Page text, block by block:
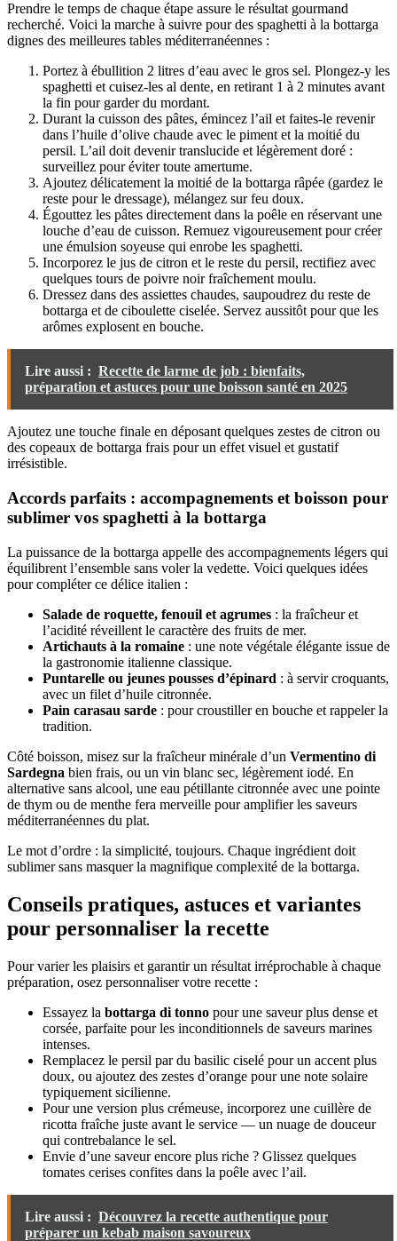
Prendre le temps de chaque étape assure le résultat gourmand
recherché. Voici la marche à suivre pour des spaghetti à la bottarga
dignes des meilleures tables méditerranéennes :
Portez à ébullition 2 litres d’eau avec le gros sel. Plongez-y les
spaghetti et cuisez-les al dente, en retirant 1 à 2 minutes avant
la fin pour garder du mordant.
Durant la cuisson des pâtes, émincez l’ail et faites-le revenir
dans l’huile d’olive chaude avec le piment et la moitié du
persil. L’ail doit devenir translucide et légèrement doré :
surveillez pour éviter toute amertume.
Ajoutez délicatement la moitié de la bottarga râpée (gardez le
reste pour le dressage), mélangez sur feu doux.
Égouttez les pâtes directement dans la poêle en réservant une
louche d’eau de cuisson. Remuez vigoureusement pour créer
une émulsion soyeuse qui enrobe les spaghetti.
Incorporez le jus de citron et le reste du persil, rectifiez avec
quelques tours de poivre noir fraîchement moulu.
Dressez dans des assiettes chaudes, saupoudrez du reste de
bottarga et de ciboulette ciselée. Servez aussitôt pour que les
arômes explosent en bouche.
Lire aussi : Recette de larme de job : bienfaits,
préparation et astuces pour une boisson santé en 2025
Ajoutez une touche finale en déposant quelques zestes de citron ou
des copeaux de bottarga frais pour un effet visuel et gustatif
irrésistible.
Accords parfaits : accompagnements et boisson pour
sublimer vos spaghetti à la bottarga
La puissance de la bottarga appelle des accompagnements légers qui
équilibrent l’ensemble sans voler la vedette. Voici quelques idées
pour compléter ce délice italien :
Salade de roquette, fenouil et agrumes : la fraîcheur et
l’acidité réveillent le caractère des fruits de mer.
Artichauts à la romaine : une note végétale élégante issue de
la gastronomie italienne classique.
Puntarelle ou jeunes pousses d’épinard : à servir croquants,
avec un filet d’huile citronnée.
Pain carasau sarde : pour croustiller en bouche et rappeler la
tradition.
Côté boisson, misez sur la fraîcheur minérale d’un Vermentino di
Sardegna bien frais, ou un vin blanc sec, légèrement iodé. En
alternative sans alcool, une eau pétillante citronnée avec une pointe
de thym ou de menthe fera merveille pour amplifier les saveurs
méditerranéennes du plat.
Le mot d’ordre : la simplicité, toujours. Chaque ingrédient doit
sublimer sans masquer la magnifique complexité de la bottarga.
Conseils pratiques, astuces et variantes
pour personnaliser la recette
Pour varier les plaisirs et garantir un résultat irréprochable à chaque
préparation, osez personnaliser votre recette :
Essayez la bottarga di tonno pour une saveur plus dense et
corsée, parfaite pour les inconditionnels de saveurs marines
intenses.
Remplacez le persil par du basilic ciselé pour un accent plus
doux, ou ajoutez des zestes d’orange pour une note solaire
typiquement sicilienne.
Pour une version plus crémeuse, incorporez une cuillère de
ricotta fraîche juste avant le service — un nuage de douceur
qui contrebalance le sel.
Envie d’une saveur encore plus riche ? Glissez quelques
tomates cerises confites dans la poêle avec l’ail.
Lire aussi : Découvrez la recette authentique pour
préparer un kebab maison savoureux